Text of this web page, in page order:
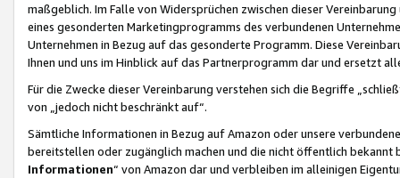
maßgeblich. Im Falle von Widersprüchen zwischen dieser
eines gesonderten Marketingprogramms des verbundenen
Unternehmen in Bezug auf das gesonderte Programm. Diese
Ihnen und uns im Hinblick auf das Partnerprogramm dar und ersetzt
Für die Zwecke dieser Vereinbarung verstehen sich die Begriffe
von „jedoch nicht beschränkt auf“.
Sämtliche Informationen in Bezug auf Amazon oder unsere
bereitstellen oder zugänglich machen und die nicht öffentlich
Informationen“ von Amazon dar und verbleiben im alleinigen